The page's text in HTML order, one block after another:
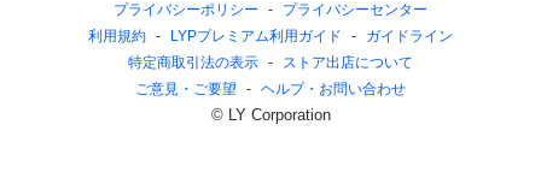
プライバシーポリシー
プライバシーセンター
利用規約
LYPプレミアム利用ガイド
ガイドライン
特定商取引法の表示
ストア出店について
ご意見・ご要望
ヘルプ・お問い合わせ
© LY Corporation